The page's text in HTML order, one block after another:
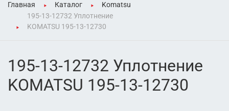
Главная Каталог
Komatsu
195-13-12732 Уплотнение
KOMATSU 195-13-12730
195-13-12732 Уплотнение
KOMATSU 195-13-12730